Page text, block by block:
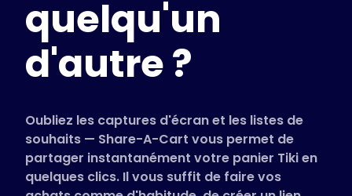
Magasins pris en charge
FAQ
Guides d'utilisation
Français (French)
quelqu'un
d'autre ?
Oubliez les captures d'écran et les listes de
souhaits — Share-A-Cart vous permet de
partager instantanément votre panier Tiki en
quelques clics. Il vous suffit de faire vos